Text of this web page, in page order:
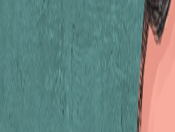
Sastra
Literasi Umat